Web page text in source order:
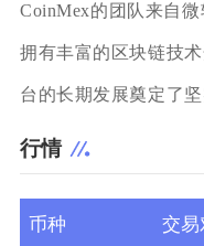
CoinMex的团队来自
拥有丰富的区块链技
台的长期发展奠定了坚
行情
币种 交易